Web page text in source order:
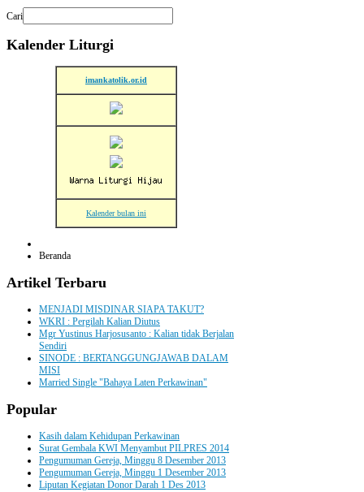
Cari
Kalender Liturgi
imankatolik.or.id
Kalender bulan ini
Beranda
Artikel Terbaru
MENJADI MISDINAR SIAPA TAKUT?
WKRI : Pergilah Kalian Diutus
Mgr Yustinus Harjosusanto : Kalian tidak Berjalan
Sendiri
SINODE : BERTANGGUNGJAWAB DALAM
MISI
Married Single "Bahaya Laten Perkawinan"
Popular
Kasih dalam Kehidupan Perkawinan
Surat Gembala KWI Menyambut PILPRES 2014
Pengumuman Gereja, Minggu 8 Desember 2013
Pengumuman Gereja, Minggu 1 Desember 2013
Liputan Kegiatan Donor Darah 1 Des 2013